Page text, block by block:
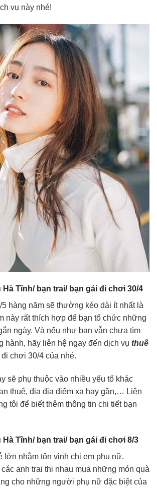
vụ này nhé!
Tĩnh/ bạn trai/ bạn gái đi chơi 30/4
hàng năm sẽ thường kéo dài ít nhất là
này rất thích hợp để bạn tổ chức những
ngày. Và nếu như bạn vẫn chưa tìm
hãy liên hệ ngay đến dịch vụ thuê
đi chơi 30/4 của nhé.
sẽ phụ thuộc vào nhiều yếu tố khác
thuê, địa địa điểm xa hay gần,… Liên
tôi để biết thêm thông tin chi tiết bạn
Tĩnh/ bạn trai/ bạn gái đi chơi 8/3
lớn nhằm tôn vinh chị em phụ nữ.
anh trai thi nhau mua những món quà
cho những người phụ nữ đặc biệt của